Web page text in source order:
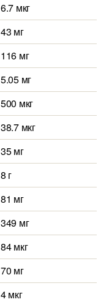
6.7 мкг
43 мг
116 мг
5.05 мг
500 мкг
38.7 мкг
35 мг
8 г
81 мг
349 мг
84 мкг
70 мг
4 мкг